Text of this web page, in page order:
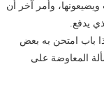
وأمر آخر أن
يدفع.
باب امتحن به بعض
المعاوضة على